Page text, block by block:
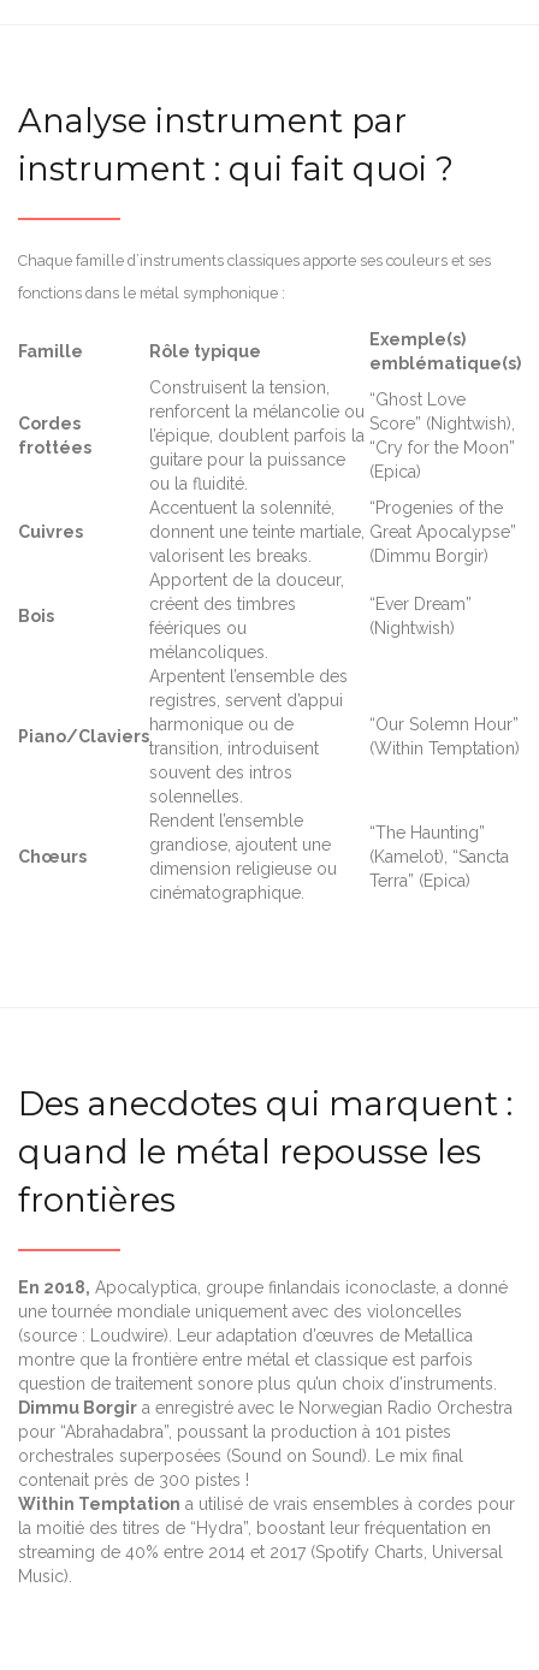
Analyse instrument par
instrument : qui fait quoi ?
Chaque famille d’instruments classiques apporte ses couleurs et ses
fonctions dans le métal symphonique :
Famille Rôle typique
Exemple(s)
emblématique(s)
Cordes
frottées
Construisent la tension,
renforcent la mélancolie ou
l’épique, doublent parfois la
guitare pour la puissance
ou la fluidité.
“Ghost Love
Score” (Nightwish),
“Cry for the Moon”
(Epica)
Cuivres
Accentuent la solennité,
donnent une teinte martiale,
valorisent les breaks.
“Progenies of the
Great Apocalypse”
(Dimmu Borgir)
Bois
Apportent de la douceur,
créent des timbres
féériques ou
mélancoliques.
“Ever Dream”
(Nightwish)
Piano/Claviers
Arpentent l’ensemble des
registres, servent d’appui
harmonique ou de
transition, introduisent
souvent des intros
solennelles.
“Our Solemn Hour”
(Within Temptation)
Chœurs
Rendent l’ensemble
grandiose, ajoutent une
dimension religieuse ou
cinématographique.
“The Haunting”
(Kamelot), “Sancta
Terra” (Epica)
Des anecdotes qui marquent :
quand le métal repousse les
frontières
En 2018, Apocalyptica, groupe finlandais iconoclaste, a donné
une tournée mondiale uniquement avec des violoncelles
(source : Loudwire). Leur adaptation d’œuvres de Metallica
montre que la frontière entre métal et classique est parfois
question de traitement sonore plus qu’un choix d’instruments.
Dimmu Borgir a enregistré avec le Norwegian Radio Orchestra
pour “Abrahadabra”, poussant la production à 101 pistes
orchestrales superposées (Sound on Sound). Le mix final
contenait près de 300 pistes !
Within Temptation a utilisé de vrais ensembles à cordes pour
la moitié des titres de “Hydra”, boostant leur fréquentation en
streaming de 40% entre 2014 et 2017 (Spotify Charts, Universal
Music).